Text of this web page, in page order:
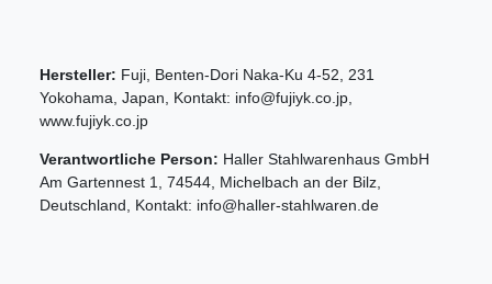
Hersteller: Fuji Benten-Dori Naka-Ku 4-52
231
Yokohama Japan , Kontakt: info@fujiyk.co.jp
www.fujiyk.co.jp
Verantwortliche Person: Haller Stahlwarenhaus GmbH
Am Gartennest 1 74544 Michelbach an der Bilz
Deutschland , Kontakt: info@haller-stahlwaren.de